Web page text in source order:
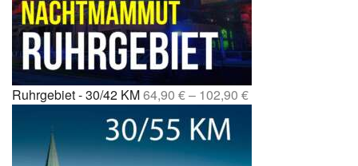
Ruhrgebiet - 30/42 KM64,90 €– 102,90 €